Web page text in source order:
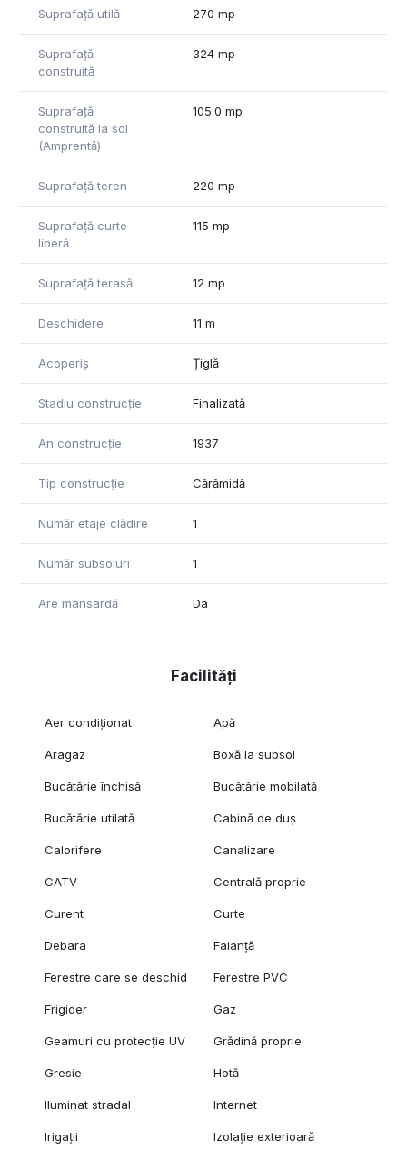
Suprafață utilă 270 mp
Suprafață
construită
324 mp
Suprafață
construită la sol
(Amprentă)
105.0 mp
Suprafață teren 220 mp
Suprafață curte
liberă
115 mp
Suprafață terasă 12 mp
Deschidere 11 m
Acoperiș Țiglă
Stadiu construcție Finalizată
An construcție 1937
Tip construcție Cărămidă
Număr etaje clădire 1
Număr subsoluri 1
Are mansardă Da
Facilități
Aer condiționat Apă
Aragaz Boxă la subsol
Bucătărie închisă Bucătărie mobilată
Bucătărie utilată Cabină de duș
Calorifere Canalizare
CATV Centrală proprie
Curent Curte
Debara Faianță
Ferestre care se deschid Ferestre PVC
Frigider Gaz
Geamuri cu protecție UV Grădină proprie
Gresie Hotă
Iluminat stradal Internet
Irigații Izolație exterioară